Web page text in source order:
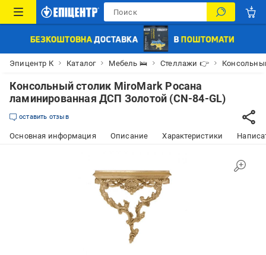
Эпицентр К Каталог Мебель 🛌 Стеллажи 👉
Консольный столик MiroMark Росана
ламинированная ДСП Золотой (CN-84-GL)
оставить отзыв
Основная информация Описание Характеристики